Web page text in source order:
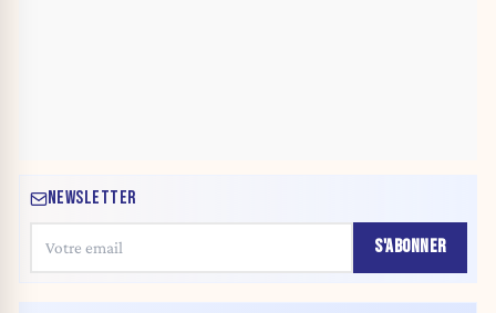
NEWSLETTER
S'ABONNER